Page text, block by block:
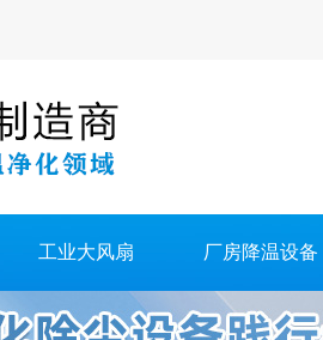
工业大风扇 厂房降温设备